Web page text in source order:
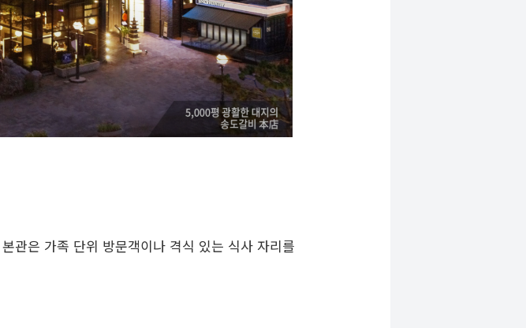
관은 가족 단위 방문객이나 격식 있는 식사 자리를